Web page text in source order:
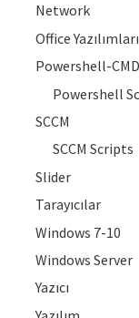
Network
Office Yazılımları
Powershell-
Powershell
SCCM
SCCM Scripts
Slider
Tarayıcılar
Windows 7-10
Windows Server
Yazıcı